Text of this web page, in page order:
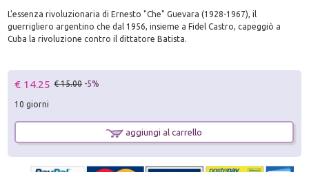
L'essenza rivoluzionaria di Ernesto "Che" Guevara (1928-1967), il
guerrigliero argentino che dal 1956, insieme a Fidel Castro, capeggiò a
Cuba la rivoluzione contro il dittatore Batista.
€ 14.25 € 15.00 -5%
10 giorni
aggiungi al carrello